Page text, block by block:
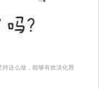
这么做，能够有效淡化唇